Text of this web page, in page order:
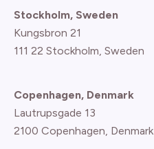
Stockholm, Sweden
Kungsbron 21
111 22 Stockholm, Sweden
Copenhagen, Denmark
Lautrupsgade 13
2100 Copenhagen , Denmark